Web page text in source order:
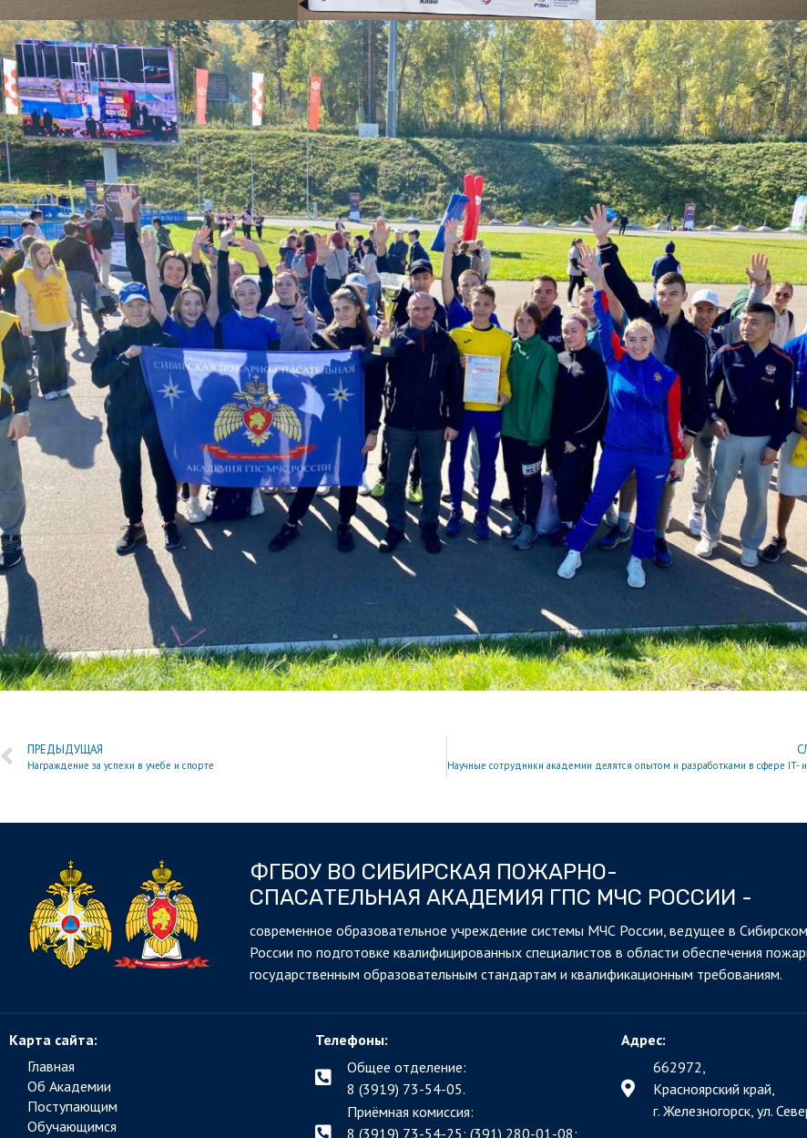
ПРЕДЫДУЩАЯ
Награждение за успехи в учебе и спорте
ФГБОУ ВО СИБИРСКАЯ ПОЖАРНО-
СПАСАТЕЛЬНАЯ АКАДЕМИЯ ГПС МЧС РОССИИ -
cовременное образовательное учреждение системы МЧС России, ведущее в
России по подготовке квалифицированных специалистов в области обеспечения
государственным образовательным стандартам и квалификационным требованиям.
Карта сайта:
Главная
Об Академии
Поступающим
Обучающимся
Телефоны:
Общее отделение:
8 (3919) 73-54-05.
Приёмная комиссия:
8 (3919) 73-54-25; (391) 280-01-08;
Адрес:
662972,
Красноярский край,
г. Железногорск, ул.